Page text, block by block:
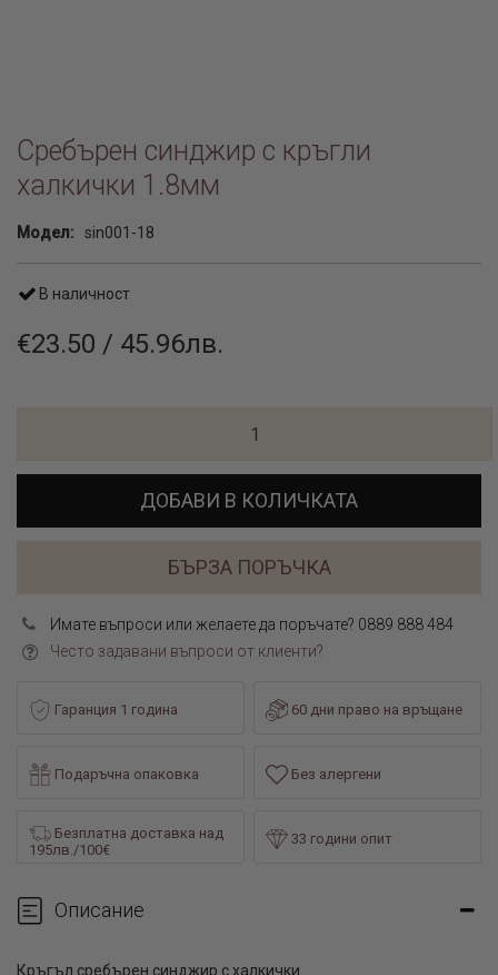
Сребърен синджир с кръгли
халкички 1.8мм
Модел: sin001-18
В наличност
€23.50 / 45.96лв.
ДОБАВИ В КОЛИЧКАТА
БЪРЗА ПОРЪЧКА
Имате въпроси или желаете да поръчате? 0889 888 484
Често задавани въпроси от клиенти?
Гаранция 1 година 60 дни право на връщане
Подаръчна опаковка Без алергени
Безплатна доставка над
195лв./100€
33 години опит
Описание
Кръгъл сребърен синджир с халкички